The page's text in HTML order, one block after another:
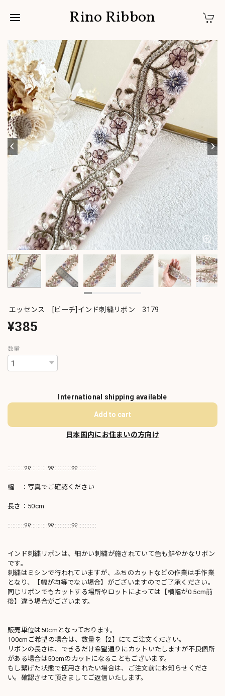
Rino Ribbon
エッセンス [ピーチ]インド刺繍リボン 3179
¥385
数量
International shipping available
Add to cart
日本国内にお住まいの方向け
::::::::::୨୧::::::::::୨୧::::::::::୨୧:::::::::::
幅 ：写真でご確認ください
長さ：50cm
::::::::::୨୧::::::::::୨୧::::::::::୨୧:::::::::::
インド刺繍リボンは、細かい刺繍が施されていて色も鮮やかなリボン
です。
刺繍はミシンで行われていますが、ふちのカットなどの作業は手作業
となり、【幅が均等でない場合】がございますのでご了承ください。
同じリボンでもカットする場所やロットによっては【横幅が0.5cm前
後】違う場合がございます。
販売単位は50cmとなっております。
100cmご希望の場合は、数量を【2】にてご注文ください。
リボンの長さは、できるだけ希望通りにカットいたしますが不良個所
がある場合は50cmのカットになることもございます。
もし繋げた状態で使用されたい場合は、ご注文前にお知らせくださ
い。確認させて頂きましてご返信いたします。